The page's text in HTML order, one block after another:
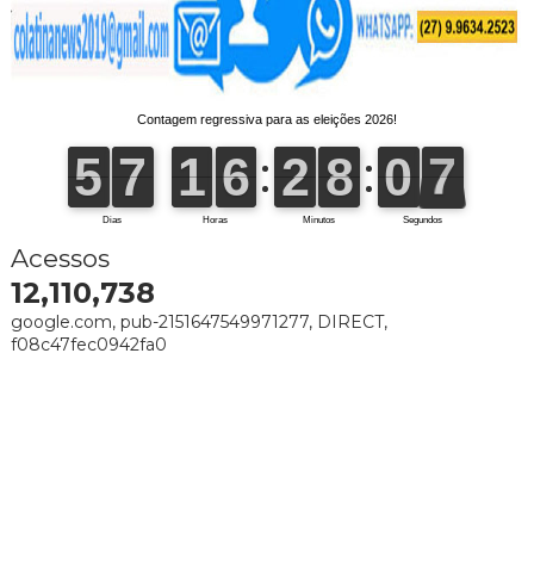
Acessos
12,110,738
google.com, pub-2151647549971277, DIRECT,
f08c47fec0942fa0